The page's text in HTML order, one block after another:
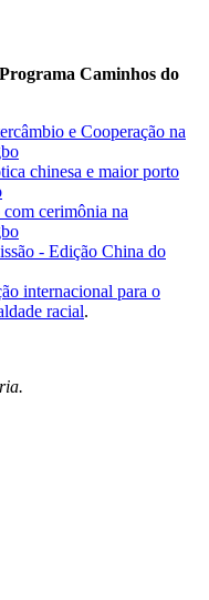
Caminhos do
e Cooperação na
chinesa e maior porto
cerimônia na
- Edição China do
internacional para o
racial.